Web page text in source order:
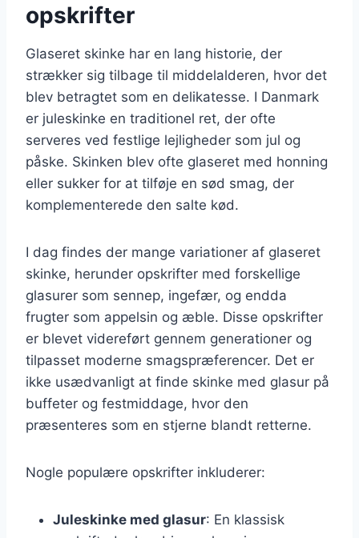
opskrifter
Glaseret skinke har en lang historie, der
strækker sig tilbage til middelalderen, hvor det
blev betragtet som en delikatesse. I Danmark
er juleskinke en traditionel ret, der ofte
serveres ved festlige lejligheder som jul og
påske. Skinken blev ofte glaseret med honning
eller sukker for at tilføje en sød smag, der
komplementerede den salte kød.
I dag findes der mange variationer af glaseret
skinke, herunder opskrifter med forskellige
glasurer som sennep, ingefær, og endda
frugter som appelsin og æble. Disse opskrifter
er blevet videreført gennem generationer og
tilpasset moderne smagspræferencer. Det er
ikke usædvanligt at finde skinke med glasur på
buffeter og festmiddage, hvor den
præsenteres som en stjerne blandt retterne.
Nogle populære opskrifter inkluderer:
Juleskinke med glasur: En klassisk